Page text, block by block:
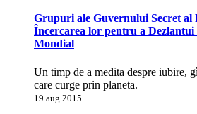
Grupuri ale Guvernului Secret al
Încercarea lor pentru a Dezlantui
Mondial
Un timp de a medita despre iubire,
care curge prin planeta.
19 aug 2015